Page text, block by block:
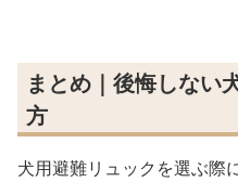
まとめ｜後悔しない
方
犬用避難リュックを選ぶ際